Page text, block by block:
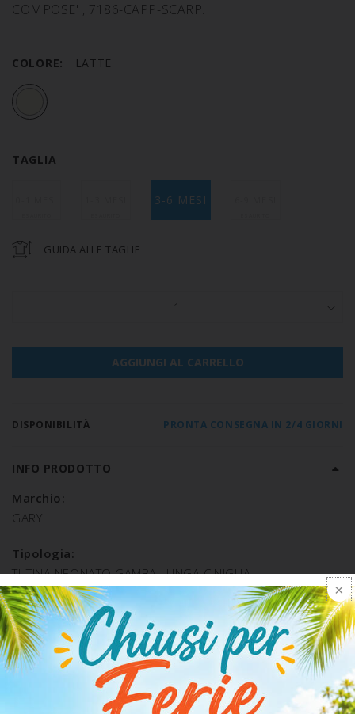
COMPOSE' , 7186-CAPP-SCARP.
COLORE: LATTE
TAGLIA
3-6 MESI
GUIDA ALLE TAGLIE
1
AGGIUNGI AL CARRELLO
DISPONIBILITÀ PRONTA CONSEGNA IN 2/4 GIORNI
INFO PRODOTTO
Marchio:
GARY
Tipologia:
TUTINA NEONATO GAMBA LUNGA CINIGLIA
Composizione:
COTONE 80% POLIESTERE 20%
SPEDIZIONE E RESO